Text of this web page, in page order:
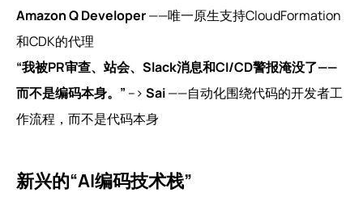
Amazon Q Developer——唯一原生支持CloudFormation
和CDK的代理
“我被PR审查、站会、Slack消息和CI/CD警报淹没了——
而不是编码本身。” --> Sai——自动化围绕代码的开发者工
作流程，而不是代码本身
新兴的“AI编码技术栈”